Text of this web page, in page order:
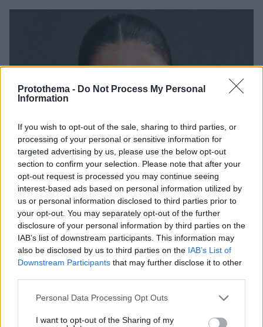
Protothema - Do Not Process My Personal
Information
If you wish to opt-out of the sale, sharing to third parties, or
processing of your personal or sensitive information for
targeted advertising by us, please use the below opt-out
section to confirm your selection. Please note that after your
opt-out request is processed you may continue seeing
interest-based ads based on personal information utilized by
us or personal information disclosed to third parties prior to
your opt-out. You may separately opt-out of the further
disclosure of your personal information by third parties on the
IAB’s list of downstream participants. This information may
also be disclosed by us to third parties on the IAB’s List of
Downstream Participants that may further disclose it to other
Please note that this website/app uses one or more Google
not limited to your visit or usage behaviour. You may click to
Personal Data Processing Opt Outs
I want to opt-out of the Sharing of my
Αιώνια ευγνώμων, δήλωσε η Νικόλ Σέρζινγκερ μετά
παράσταση «Sunset Boulevard»
Η 46χρονη σταρ βραβεύτηκε από τη New York Drama
18.05.2025, 16:19 1